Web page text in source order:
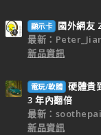
顯示卡
國外網友
最新：
新品資訊
電玩/軟體 硬體貴
3 年內翻倍
最新：
新品資訊